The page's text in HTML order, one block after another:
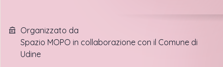
Organizzato da
Spazio MOPO in collaborazione con il Comune di
Udine